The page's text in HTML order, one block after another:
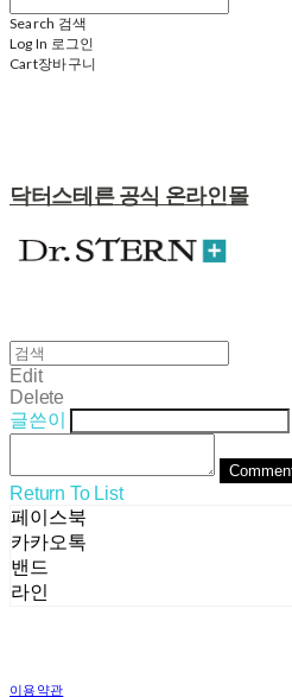
Search 검색
Log In 로그인
Cart장바구니
닥터스테른 공식 온라인몰
Edit
Delete
글쓴이
Return To List
페이스북
카카오톡
밴드
라인
이용약관